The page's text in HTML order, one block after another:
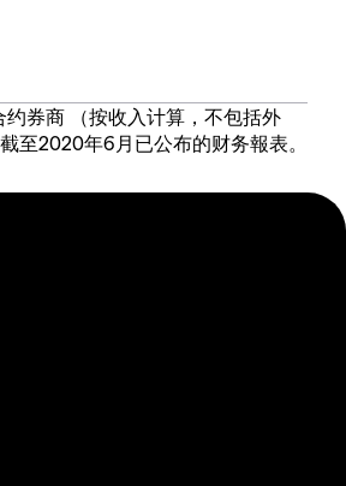
券商 （按收入计算，不包括外
至2020年6月已公布的财务報表。